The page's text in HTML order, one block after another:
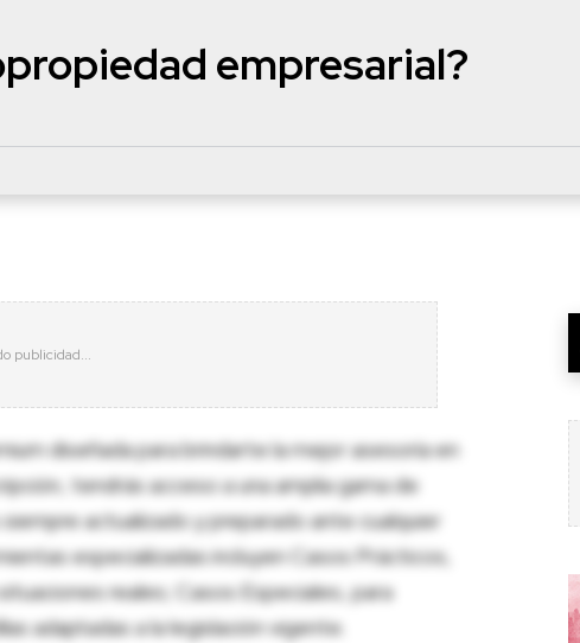
empresarial?
diseñada para brindarte la mejor asesoría en
tendrás acceso a una amplia gama de
actualizado y preparado ante cualquier
especializadas incluyen Casos Prácticos,
reales; Casos Especiales, para
adaptadas a la legislación vigente.